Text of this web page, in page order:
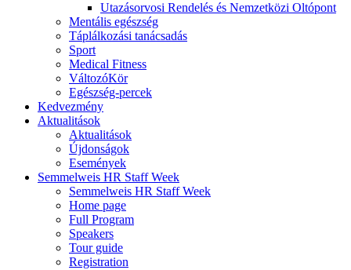
Utazásorvosi Rendelés és Nemzetközi Oltópont
Mentális egészség
Táplálkozási tanácsadás
Sport
Medical Fitness
VáltozóKör
Egészség-percek
Kedvezmény
Aktualitások
Aktualitások
Újdonságok
Események
Semmelweis HR Staff Week
Semmelweis HR Staff Week
Home page
Full Program
Speakers
Tour guide
Registration